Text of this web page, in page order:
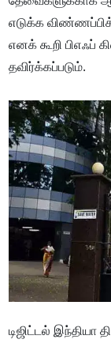
எடுக்க
எனக் கூறி பிஎஃப்
தவிர்க்கப்படும்.
டிஜிட்டல் இந்தியா